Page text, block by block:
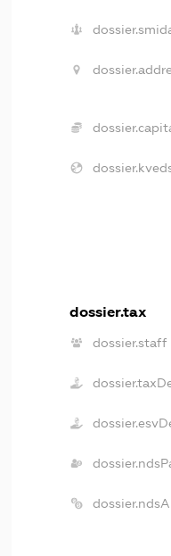
dossier.tax
dossier.staff